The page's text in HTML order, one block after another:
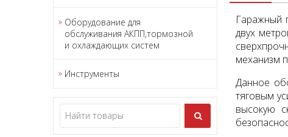
Оборудование для
обслуживания АКПП,тормозной
и охлаждающих систем
Инструменты
Гаражный
двух
механизм
Данное
тяговым
высокую